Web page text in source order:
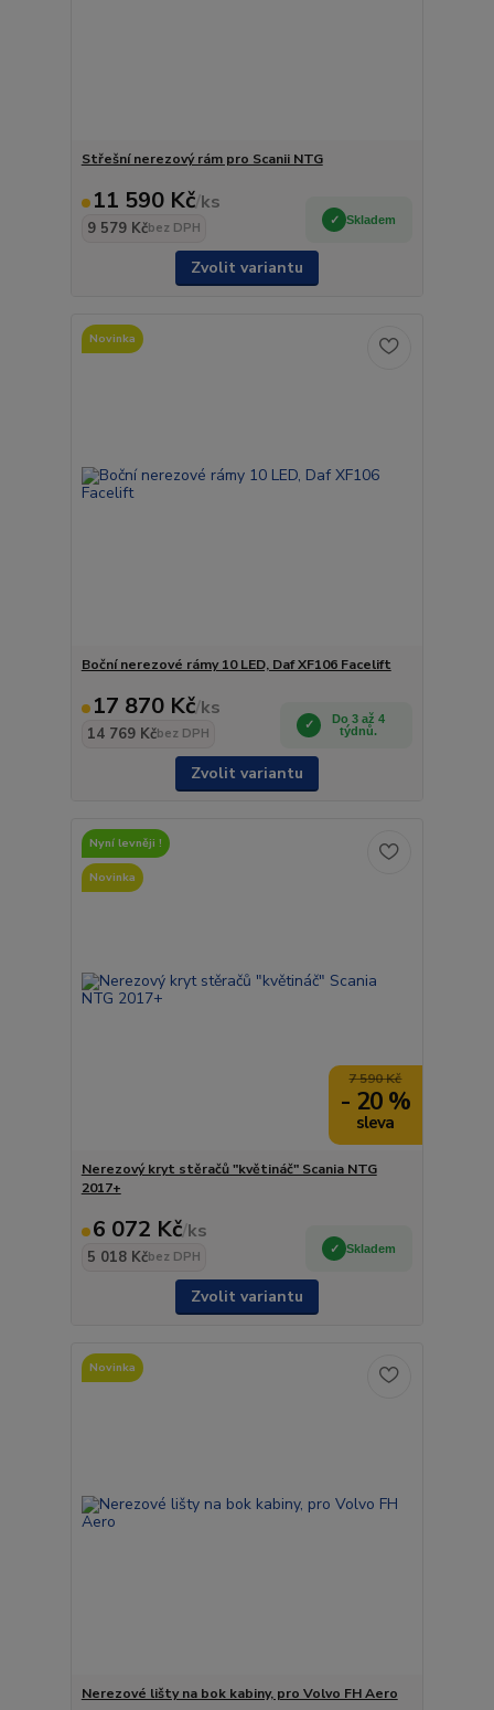
Střešní nerezový rám pro Scanii NTG
11 590 Kč/ks
9 579 Kčbez DPH
Skladem
Zvolit variantu
Novinka
Boční nerezové rámy 10 LED, Daf XF106 Facelift
17 870 Kč/ks
14 769 Kčbez DPH
Do 3 až 4
týdnů.
Zvolit variantu
Nyní levněji !
Novinka
7 590 Kč
- 20 %
Nerezový kryt stěračů "květináč" Scania NTG
2017+
6 072 Kč/ks
5 018 Kčbez DPH
Skladem
Zvolit variantu
Novinka
Nerezové lišty na bok kabiny, pro Volvo FH Aero